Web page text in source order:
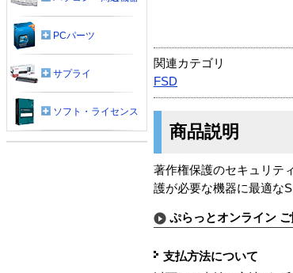
関連カテゴリ
FSD
商品説明
著作権保護のセキュリテ
護が必要な機器に最適な
ぷらっとオンライン
支払方法について
PCパーツ
サプライ
ソフト・ライセンス